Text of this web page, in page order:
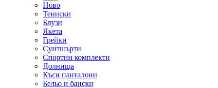
Ново
Тениски
Блузи
Якета
Грейки
Суитшърти
Спортни комплекти
Долнища
Къси панталони
Бельо и бански